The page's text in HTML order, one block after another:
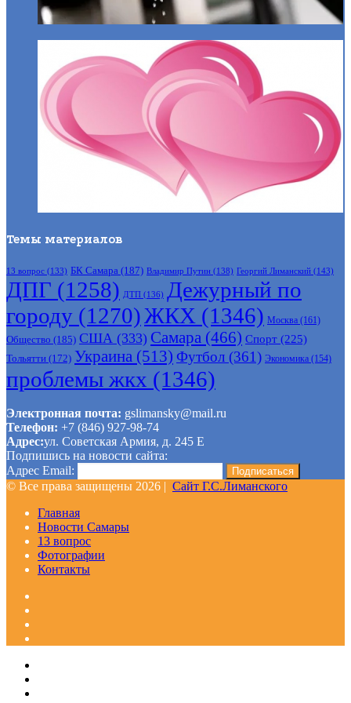
Темы материалов
13 вопрос (133) БК Самара (187) Владимир Путин (138) Георгий Лиманский (143)
ДПГ (1258) ДТП (136) Дежурный по
городу (1270)ЖКХ (1346) Москва (161)
Общество (185) США (333) Самара (466) Спорт (225)
Тольятти (172) Украина (513) Футбол (361) Экономика (154)
проблемы жкх (1346)
Электронная почта: gslimansky@mail.ru
Телефон: +7 (846) 927-98-74
Адрес:ул. Советская Армия, д. 245 Е
Подпишись на новости сайта:
Адрес Email:
© Все права защищены 2026 | Сайт Г.С.Лиманского
Главная
Новости Самары
13 вопрос
Фотографии
Контакты
Facebook
Google+
Одноклассники
WhatsApp
Telegram
Viber
Кнопка
«Наверх»
Закрыть